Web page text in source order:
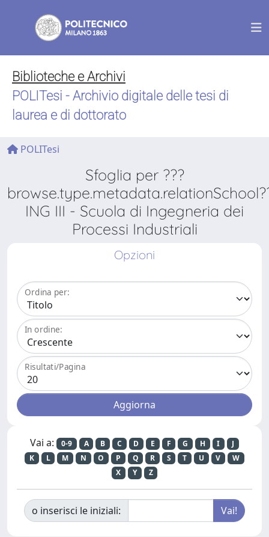
Biblioteche e Archivi
POLITesi - Archivio digitale delle tesi di
laurea e di dottorato
POLITesi
Sfoglia per ???
ING III - Scuola di Ingegneria dei
Processi Industriali
Opzioni
Ordina per:
In ordine:
Risultati/Pagina
Vai a: 0-9 A B C D E F G H I
J
K
L M N O P Q R S T U V
W
X
Y Z
o inserisci le iniziali: